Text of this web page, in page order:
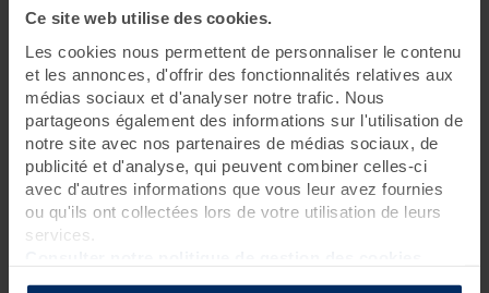
Ce site web utilise des cookies.
Les cookies nous permettent de personnaliser le contenu
et les annonces, d'offrir des fonctionnalités relatives aux
médias sociaux et d'analyser notre trafic. Nous
partageons également des informations sur l'utilisation de
notre site avec nos partenaires de médias sociaux, de
publicité et d'analyse, qui peuvent combiner celles-ci
avec d'autres informations que vous leur avez fournies
ou qu'ils ont collectées lors de votre utilisation de leurs
services.
2 jours • 4 soins
Head spa japonais premium,massage visage kobido, séance
LED etbain hydromassant… Avec cette escapade relaxante
composée de 4 soins et dédiée à la beauté du visage et des
cheveux, Valdys promet une expérience de bien-être mental
et physique incroyable !
Programme des soins